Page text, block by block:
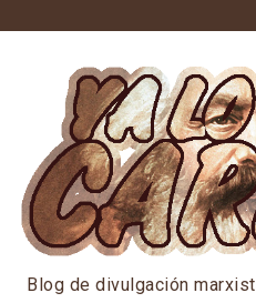
to
Blog de divulgación